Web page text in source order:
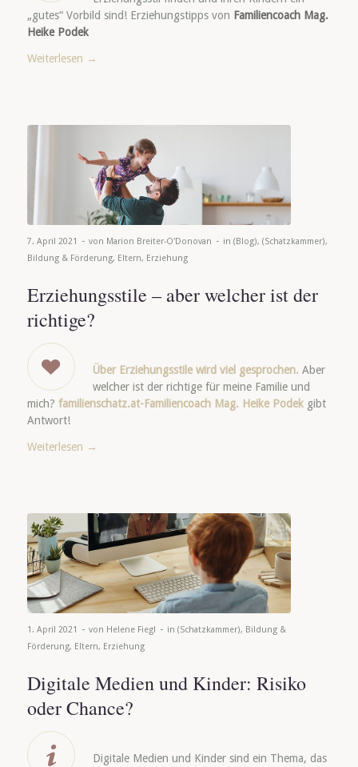
„gutes“ Vorbild sind! Erziehungstipps von Familiencoach Mag.
Heike Podek
Weiterlesen →
7. April 2021 - von Marion Breiter-O'Donovan - in (Blog), (Schatzkammer),
Bildung & Förderung, Eltern, Erziehung
Erziehungsstile – aber welcher ist der
richtige?
Über Erziehungsstile wird viel gesprochen. Aber
welcher ist der richtige für meine Familie und
mich? familienschatz.at-Familiencoach Mag. Heike Podek gibt
Antwort!
Weiterlesen →
1. April 2021 - von Helene Fiegl - in (Schatzkammer), Bildung &
Förderung, Eltern, Erziehung
Digitale Medien und Kinder: Risiko
oder Chance?
Digitale Medien und Kinder sind ein Thema, das